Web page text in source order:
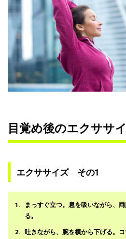
目覚め後のエクササ
エクササイズ その1
まっすぐ立つ。息を吸いながら、
る。
吐きながら、腕を横から下げる。